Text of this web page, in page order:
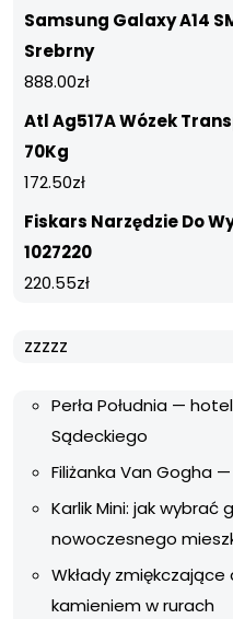
Samsung Galaxy A14
Srebrny
888.00zł
Atl Ag517A Wózek
70Kg
172.50zł
Fiskars Narzędzie Do
1027220
220.55zł
zzzzz
Perła Południa —
Sądeckiego
Filiżanka Van Gogha
Karlik Mini: jak wybrać
nowoczesnego
Wkłady
kamieniem w rurach